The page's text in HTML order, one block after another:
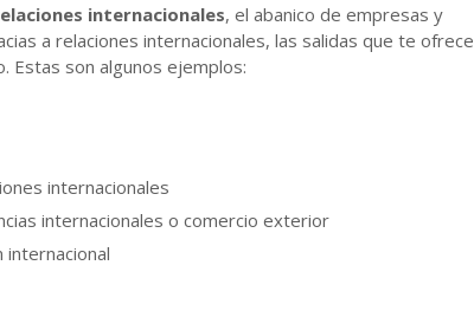
internacionales, el abanico de empresas y
a relaciones internacionales, las salidas que te ofrece
Estas son algunos ejemplos:
internacionales
internacionales o comercio exterior